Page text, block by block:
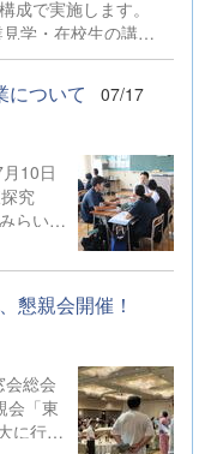
の
役員退
】 校
た。
、夏
たいと
施します。
在校生の講
第1体育
業見学（本
：55 在校
活動見学あ
（第1体
授業見学
：10～15：
で授業見学ま
みの参加は御遠慮く
田東高等学
町４４
５１１ ３ 対
生（※保護者の参加
参加を希望する生
フォームに入力して
について
07/17
10日
究
らい
に実施
や実社
いまし
んで
・助言
活躍
々31
懇親会開催！
総会
会「東
に行わ